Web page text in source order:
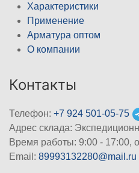
Характеристики
Применение
Арматура оптом
О компании
Контакты
Телефон: +7 924 501-05-75
Адрес склада:
Время работы: 9:00 - 17:00,
Email: 89993132280@mail.ru